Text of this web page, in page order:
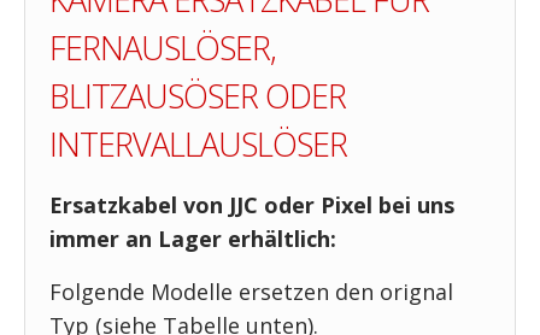
FERNAUSLÖSER,
BLITZAUSÖSER ODER
INTERVALLAUSLÖSER
Ersatzkabel von JJC oder Pixel bei uns
immer an Lager erhältlich:
Folgende Modelle ersetzen den orignal
Typ (siehe Tabelle unten).